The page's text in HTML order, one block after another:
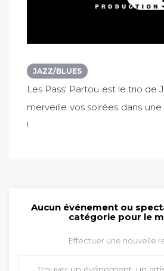
JAZZ/BLUES
Les Pass' Partou est le trio de
merveille vos soirées dans
!
Aucun événement ou
catégorie pour le
Effectuer une nouvelle